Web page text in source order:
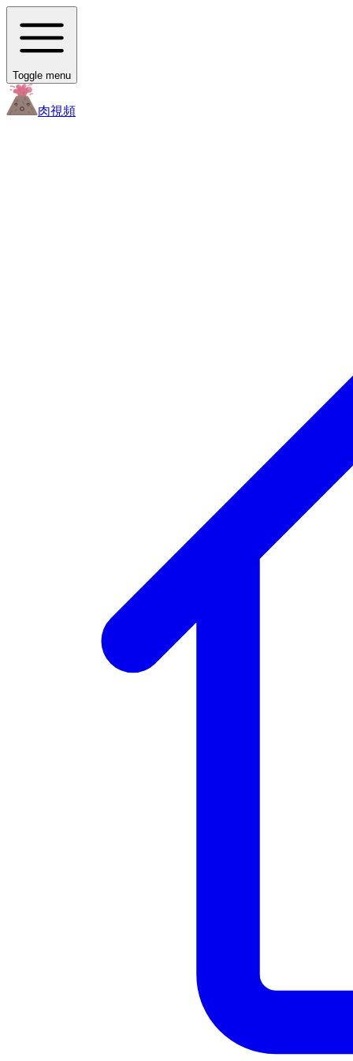
Toggle menu
肉視頻